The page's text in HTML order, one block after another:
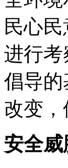
民心
进行
倡导
改变
安全